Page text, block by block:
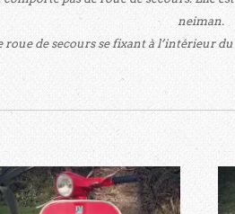
neiman.
roue de secours se fixant à l’intérieur